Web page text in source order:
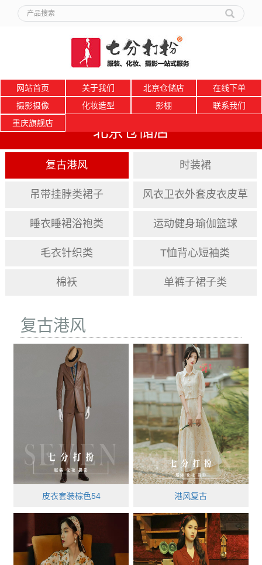
网站首页 关于我们 北京仓储店
在线下单
摄影摄像
化妆造型 影棚
联系我们
重庆旗舰店
北京仓储店
复古港风 时装裙
吊带挂脖类裙子 风衣卫衣外套皮衣皮草
睡衣睡裙浴袍类 运动健身瑜伽篮球
毛衣针织类 T恤背心短袖类
棉袄 单裤子裙子类
复古港风
皮衣套装棕色54 港风复古